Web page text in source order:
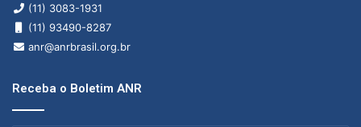
(11) 3083-1931
(11) 93490-8287
anr@anrbrasil.org.br
Receba o Boletim ANR